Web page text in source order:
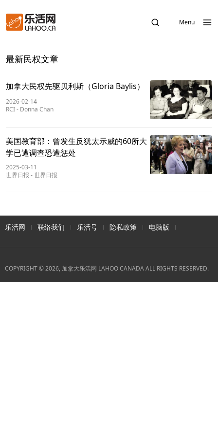
Menu
最新民权文章
加拿大民权先驱贝利斯（Gloria Baylis）
2026-02-14
RCI- Donna Chan
美国教育部：曾发生反犹太示威的60所大
学已遭调查恐遭惩处
2025-03-11
世界日报 -世界日报
乐活网 联络我们 乐活号 隐私政策 电脑版
COPYRIGHT © 2026, 加拿大乐活网 LAHOO CANADA ALL RIGHTS RESERVED.